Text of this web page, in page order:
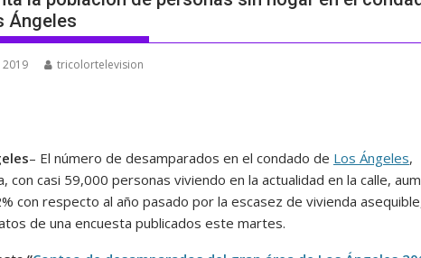
Ángeles
2019 tricolortelevision
– El número de desamparados en el condado de Los Ángeles,
con casi 59,000 personas viviendo en la actualidad en la calle,
con respecto al año pasado por la escasez de vivienda
de una encuesta publicados este martes.